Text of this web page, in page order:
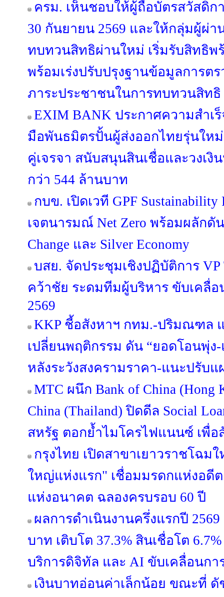
ครม. เห็นชอบให้ผู้ถือบัตรสวัสดิก
30 กันยายน 2569 และให้กลุ่มผู้ผ่
ทบทวนสิทธิผ่านใหม่ เริ่มรับสิทธิพ
พร้อมเร่งปรับปรุงฐานข้อมูลการ
ภาระประชาชนในการทบทวนสิทธิ
EXIM BANK ประกาศความสำเ
มือพันธมิตรปั้นผู้ส่งออกไทยรุ่นใหม่
คู่เจรจา สนับสนุนสินเชื่อและวงเงิ
กว่า 544 ล้านบาท
กบข. เปิดเวที GPF Sustainability
เจตนารมณ์ Net Zero พร้อมผลักดั
Change และ Silver Economy
บสย. จัดประชุมเชิงปฏิบัติการ VP
คว้าชัย ระดมทีมผู้บริหาร ขับเคลื่อ
2569
KKP ชี้อสังหาฯ กทม.-ปริมณฑล
เปลี่ยนพฤติกรรม ดัน “ยอดโอนพุ่ง
หลังระวังสงครามราคา-แนะปรับแ
MTC ผนึก Bank of China (Hong
China (Thailand) ปิดดีล Social
สหรัฐ ตอกย้ำไมโครไฟแนนซ์ เพื่
กรุงไทย เปิดสาขาเยาวราชโฉ
ใหญ่แห่งแรก" เชื่อมมรดกแห่งอดี
แห่งอนาคต ฉลองครบรอบ 60 ปี
ผลการดำเนินงานครึ่งแรกปี
บาท เติบโต 37.3% สินเชื่อโต
บริการดิจิทัล และ AI ขับเคลื่อนกา
เงินบาทอ่อนค่าเล็กน้อย ขณะที่